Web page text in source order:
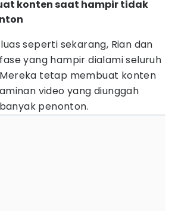
konten saat hampir tidak
seperti sekarang, Rian dan
yang hampir dialami seluruh
tetap membuat konten
video yang diunggah
penonton.